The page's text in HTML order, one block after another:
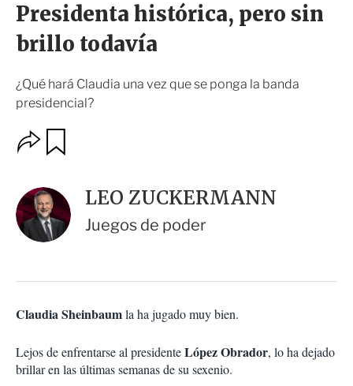
Presidenta histórica, pero sin
brillo todavía
¿Qué hará Claudia una vez que se ponga la banda
presidencial?
O
p
o
n
e
s
c
m
r
t
a
r
LEO ZUCKERMANN
Juegos de poder
Claudia Sheinbaumla ha jugado muy bien.
Lejos de enfrentarse al presidenteLópez Obrador, lo ha dejado
brillar en las últimas semanas de su sexenio.